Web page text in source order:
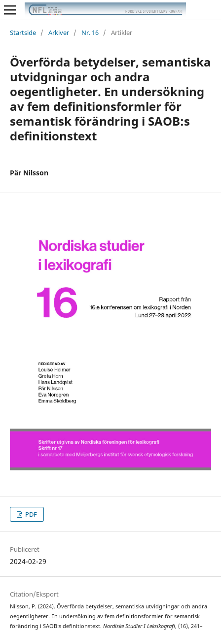
Startside / Arkiver / Nr. 16 / Artikler
Överförda betydelser, semantiska
utvidgningar och andra
oegentligheter. En undersökning
av fem definitionsformler för
semantisk förändring i SAOB:s
definitionstext
Pär Nilsson
PDF
Publiceret
2024-02-29
Citation/Eksport
Nilsson, P. (2024). Överförda betydelser, semantiska utvidgningar och andra
oegentligheter. En undersökning av fem definitionsformler för semantisk
förändring i SAOB:s definitionstext. Nordiske Studier I Leksikografi, (16), 241–